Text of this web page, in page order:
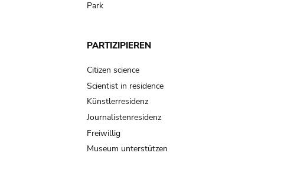
Park
PARTIZIPIEREN
Citizen science
Scientist in residence
Künstlerresidenz
Journalistenresidenz
Freiwillig
Museum unterstützen